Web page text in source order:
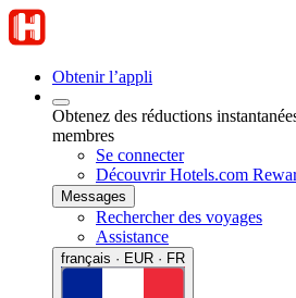
Obtenir l’appli
Obtenez des réductions
membres
Se connecter
Découvrir Hotels.com
Messages
Rechercher des voyages
Assistance
français · EUR · FR